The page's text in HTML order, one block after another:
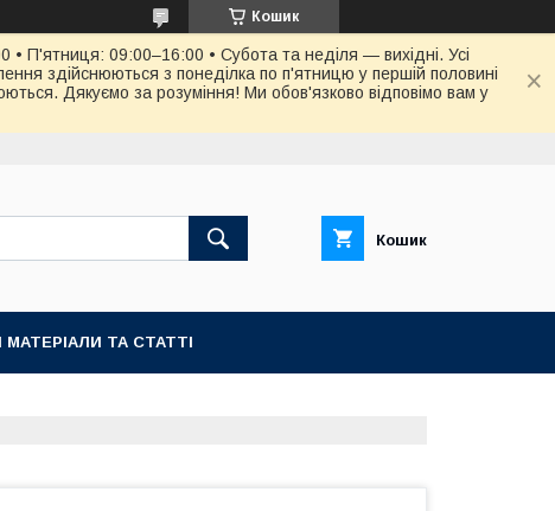
Кошик
П'ятниця: 09:00–16:00 • Субота та неділя — вихідні. Усі
здійснюються з понеділка по п'ятницю у першій половині
Дякуємо за розуміння! Ми обов'язково відповімо вам у
Кошик
МАТЕРІАЛИ ТА СТАТТІ